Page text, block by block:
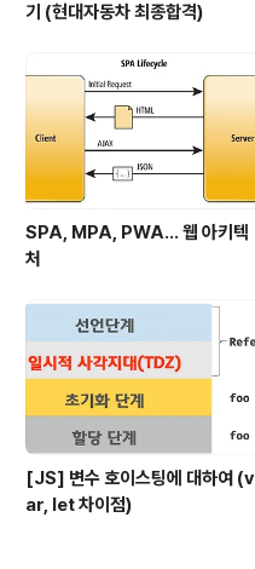
기 (현대자동차 최종합격)
SPA, MPA, PWA… 웹 아키텍
처
[JS] 변수 호이스팅에 대하여 (v
ar, let 차이점)